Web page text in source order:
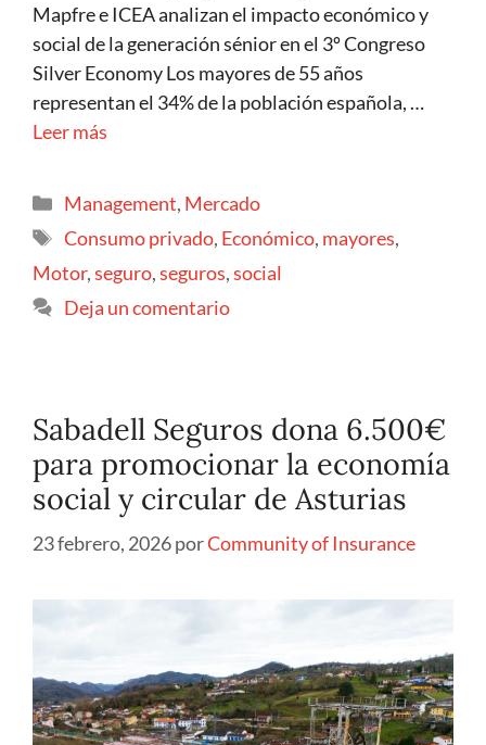
Mapfre e ICEA analizan el impacto económico y
social de la generación sénior en el 3º Congreso
Silver Economy Los mayores de 55 años
representan el 34% de la población española, …
Leer más
Management, Mercado
Consumo privado, Económico, mayores,
Motor,seguro,seguros,social
Deja un comentario
Sabadell Seguros dona 6.500€
para promocionar la economía
social y circular de Asturias
23 febrero, 2026porCommunity of Insurance